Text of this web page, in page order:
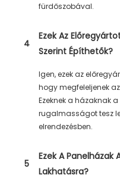
fürdőszobával.
4
Ezek Az
Szerint Építhetők?
Igen, ezek az
hogy megfeleljenek
Ezeknek a házaknak
rugalmasságot tesz
elrendezésben.
5
Ezek A Panelházak
Lakhatásra?